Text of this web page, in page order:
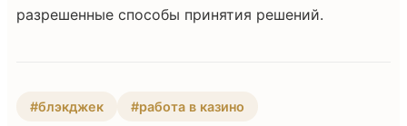
разрешенные способы принятия решений.
#блэкджек #работа в казино